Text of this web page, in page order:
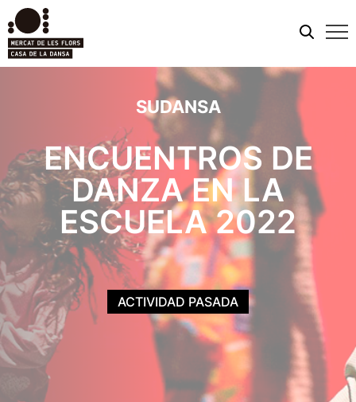
SUDANSA
ENCUENTROS DE
DANZA EN LA
ESCUELA 2022
ACTIVIDAD PASADA